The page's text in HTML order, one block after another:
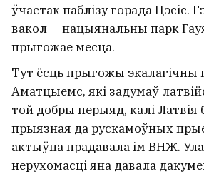
ўчастак паблізу горада Цэсіс.
вакол — нацыянальны парк
прыгожае месца.
Тут ёсць прыгожы экалагічны
Аматцыемс, які задумаў
той добры перыяд, калі
прыязная да рускамоўных
актыўна прадавала ім ВНЖ.
нерухомасці яна давала